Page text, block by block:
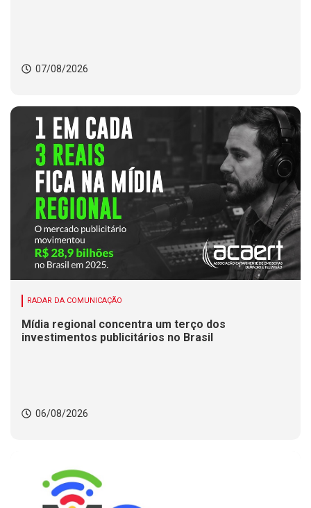
07/08/2026
RADAR DA COMUNICAÇÃO
Mídia regional concentra um terço dos
investimentos publicitários no Brasil
06/08/2026